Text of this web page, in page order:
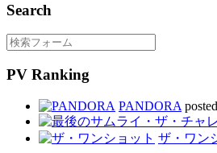
Search
PV Ranking
PANDORA
ザ・ワン